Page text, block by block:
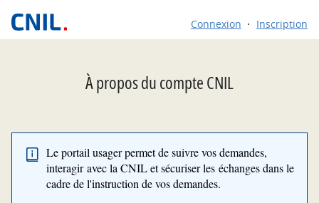
Connexion Inscription
À propos du compte CNIL
Le portail usager permet de suivre vos demandes,
interagir avec la CNIL et sécuriser les échanges dans le
cadre de l'instruction de vos demandes.